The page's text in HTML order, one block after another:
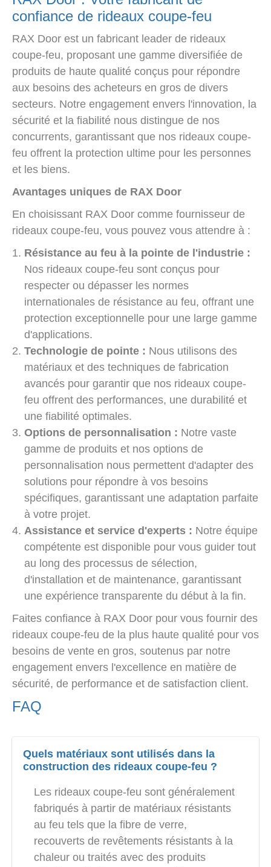
confiance de rideaux coupe-feu
RAX Door est un fabricant leader de rideaux
coupe-feu, proposant une gamme diversifiée de
produits de haute qualité conçus pour répondre
aux besoins des acheteurs en gros de divers
secteurs. Notre engagement envers l'innovation, la
sécurité et la fiabilité nous distingue de nos
concurrents, garantissant que nos rideaux coupe-
feu offrent la protection ultime pour les personnes
et les biens.
Avantages uniques de RAX Door
En choisissant RAX Door comme fournisseur de
rideaux coupe-feu, vous pouvez vous attendre à :
Résistance au feu à la pointe de l'industrie :
Nos rideaux coupe-feu sont conçus pour
respecter ou dépasser les normes
internationales de résistance au feu, offrant une
protection exceptionnelle pour une large gamme
d'applications.
Technologie de pointe : Nous utilisons des
matériaux et des techniques de fabrication
avancés pour garantir que nos rideaux coupe-
feu offrent des performances, une durabilité et
une fiabilité optimales.
Options de personnalisation : Notre vaste
gamme de produits et nos options de
personnalisation nous permettent d'adapter des
solutions pour répondre à vos besoins
spécifiques, garantissant une adaptation parfaite
à votre projet.
Assistance et service d'experts : Notre équipe
compétente est disponible pour vous guider tout
au long des processus de sélection,
d'installation et de maintenance, garantissant
une expérience transparente du début à la fin.
Faites confiance à RAX Door pour vous fournir des
rideaux coupe-feu de la plus haute qualité pour vos
besoins de vente en gros, soutenus par notre
engagement envers l'excellence en matière de
sécurité, de performance et de satisfaction client.
FAQ
Quels matériaux sont utilisés dans la
construction des rideaux coupe-feu ?
Les rideaux coupe-feu sont généralement
fabriqués à partir de matériaux résistants
au feu tels que la fibre de verre,
recouverts de revêtements résistants à la
chaleur ou traités avec des produits